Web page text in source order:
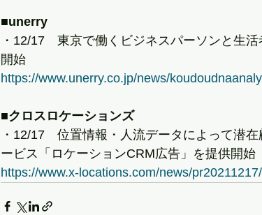
■unerry
・12/17　東京で働くビジネスパーソンと生
開始
https://www.unerry.co.jp/news/
■クロスロケーションズ
・12/17　位置情報・人流データによって潜
ービス「ロケーションCRM広告」を提供開始
https://www.x-locations.com/news/pr20211217/